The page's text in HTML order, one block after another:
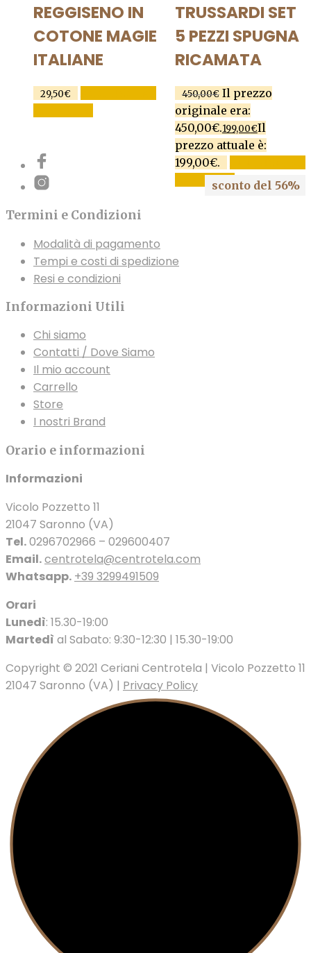
REGGISENO IN
COTONE MAGIE
ITALIANE
29,50€
TRUSSARDI SET
5 PEZZI SPUGNA
RICAMATA
450,00€ Il prezzo
originale era:
450,00€.199,00€Il
prezzo attuale è:
199,00€.
CARRELLOsconto del 56%
Termini e Condizioni
Modalità di pagamento
Tempi e costi di spedizione
Resi e condizioni
Informazioni Utili
Chi siamo
Contatti / Dove Siamo
Il mio account
Carrello
Store
I nostri Brand
Orario e informazioni
Informazioni
Vicolo Pozzetto 11
21047 Saronno (VA)
Tel.0296702966 – 029600407
Email.centrotela@centrotela.com
Whatsapp. +39 3299491509
Orari
Lunedì: 15.30-19:00
Martedì al Sabato: 9:30-12:30 | 15.30-19:00
Copyright © 2021 Ceriani Centrotela | Vicolo Pozzetto 11
21047 Saronno (VA) | Privacy Policy